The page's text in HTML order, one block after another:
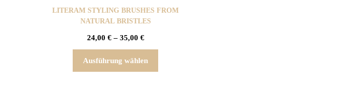
LITERAM STYLING BRUSHES FROM
NATURAL BRISTLES
24,00 € – 35,00 €
Ausführung wählen